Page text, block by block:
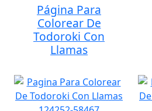
Página Para
Colorear De
Todoroki Con
Llamas